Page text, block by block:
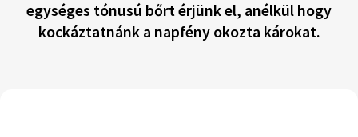
egységes tónusú bőrt érjünk el, anélkül hogy
kockáztatnánk a napfény okozta károkat.